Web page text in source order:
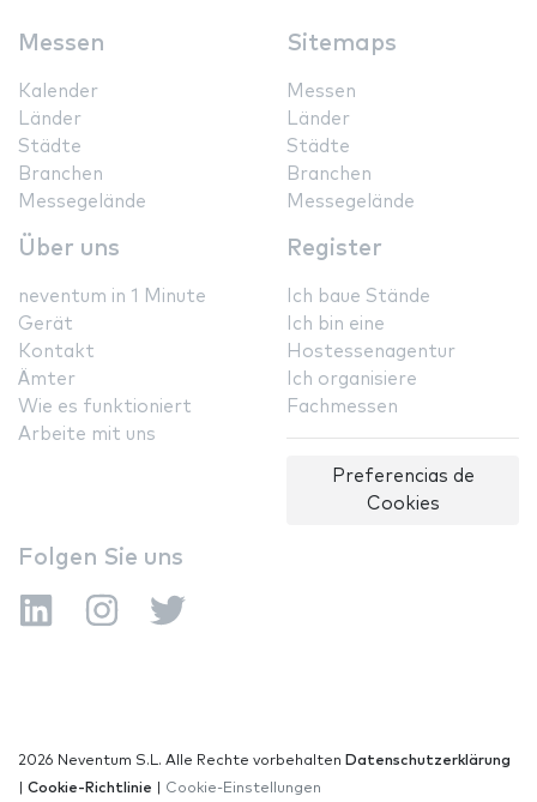
Messen
Kalender
Länder
Städte
Branchen
Messegelände
Sitemaps
Messen
Länder
Städte
Branchen
Messegelände
Über uns
neventum in 1 Minute
Gerät
Kontakt
Ämter
Wie es funktioniert
Arbeite mit uns
Register
Ich baue Stände
Ich bin eine
Hostessenagentur
Ich organisiere
Fachmessen
Preferencias de
Cookies
Folgen Sie uns
2026 Neventum S.L. Alle Rechte vorbehalten Datenschutzerklärung
Cookie-Richtlinie Cookie-Einstellungen